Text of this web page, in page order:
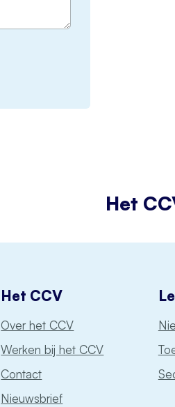
Het
Het CCV
Over het CCV
Werken bij het CCV
Contact
Nieuwsbrief